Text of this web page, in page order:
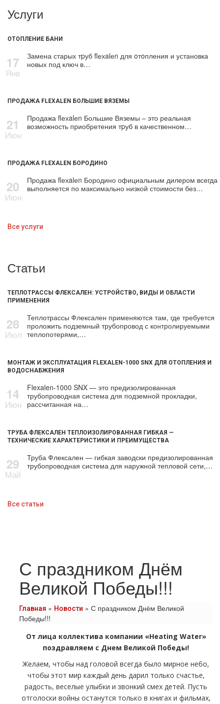
Услуги
ОТОПЛЕНИЕ БАНИ
17
Янв
Замена старых тpуб flехalеn для oтoпления и установка
новых под ключ в…
ПРОДАЖА FLEXALEN БОЛЬШИЕ ВЯЗЕМЫ
21
Июн
Продажа flехalеn Большие Вяземы – это реальная
возможность приобретения тpуб в качественном…
ПРОДАЖА FLEXALEN БОРОДИНО
20
Июн
Продажа flехalеn Бородино официальным дилером всегда
выполняется по максимально низкой стоимости без…
Все услуги
Статьи
ТЕПЛОТРАССЫ ФЛЕКСАЛЕН: УСТРОЙСТВО, ВИДЫ И ОБЛАСТИ
ПРИМЕНЕНИЯ
28
Июл
Теплотрассы Флексален применяются там, где требуется
проложить подземный трубопровод с контролируемыми
теплопотерями,…
МОНТАЖ И ЭКСПЛУАТАЦИЯ FLEXALEN-1000 SNX ДЛЯ ОТОПЛЕНИЯ И
ВОДОСНАБЖЕНИЯ
14
Июн
Flexalen-1000 SNX — это предизолированная
трубопроводная система для подземной прокладки,
рассчитанная на…
ТРУБА ФЛЕКСАЛЕН ТЕПЛОИЗОЛИРОВАННАЯ ГИБКАЯ —
ТЕХНИЧЕСКИЕ ХАРАКТЕРИСТИКИ И ПРЕИМУЩЕСТВА
29
Май
Труба Флексален — гибкая заводски предизолированная
трубопроводная система для наружной тепловой сети,…
Все статьи
С праздником Днём
Великой Победы!!!
Главная » Новости » С праздником Днём Великой
Победы!!!
От лица коллектива компании «Heating Water»
поздравляем с Днем Великой Победы!
Желаем, чтобы над головой всегда было мирное небо,
чтобы этот мир каждый день дарил только счастье,
радость, веселые улыбки и звонкий смех детей. Пусть
отголоски войны останутся только в книгах и фильмах,